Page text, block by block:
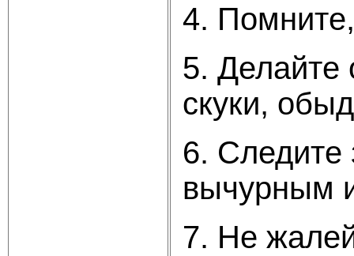
4.
5. Делайте
скуки,
6.
вычурным
7. Не